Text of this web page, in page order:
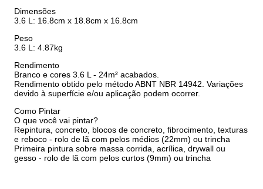
Dimensões
3.6 L: 16.8cm x 18.8cm x 16.8cm
Peso
3.6 L: 4.87kg
Rendimento
Branco e cores 3.6 L - 24m² acabados.
Rendimento obtido pelo método ABNT NBR 14942. Variações
devido à superfície e/ou aplicação podem ocorrer.
Como Pintar
O que você vai pintar?
Repintura, concreto, blocos de concreto, fibrocimento, texturas
e reboco - rolo de lã com pelos médios (22mm) ou trincha
Primeira pintura sobre massa corrida, acrílica, drywall ou
gesso - rolo de lã com pelos curtos (9mm) ou trincha